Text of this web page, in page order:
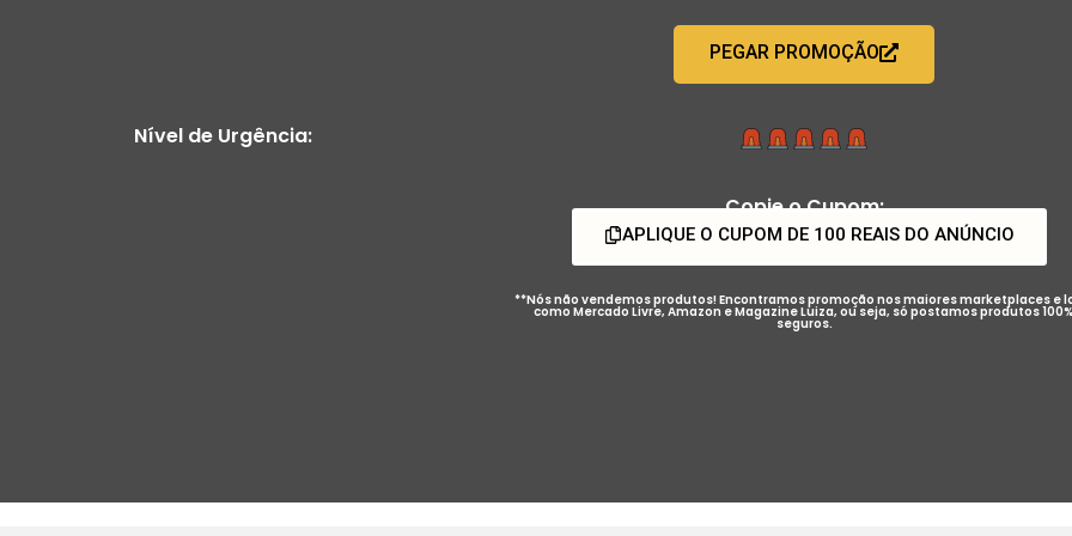
PEGAR PROMOÇÃO
Nível de Urgência:
Copie o Cupom:
APLIQUE O CUPOM DE 100 REAIS DO ANÚNCIO
**Nós não vendemos produtos! Encontramos promoção nos maiores marketplaces e
como Mercado Livre, Amazon e Magazine Luiza, ou seja, só postamos produtos 100%
seguros.